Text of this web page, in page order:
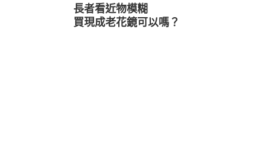
長者看近物模糊
買現成老花鏡可以嗎？